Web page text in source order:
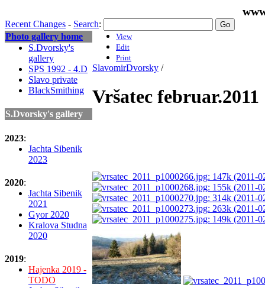
Recent Changes - Search:
Photo gallery home
S.Dvorsky's
gallery
SPS 1992 - 4.D
Slavo private
BlackSmithing
S.Dvorsky's gallery
2023:
Jachta Sibenik
2023
2020:
Jachta Sibenik
2021
Gyor 2020
Kralova Studna
2020
2019:
Hajenka 2019 -
TODO
View
Edit
Print
SlavomirDvorsky /
Vršatec februar.2011